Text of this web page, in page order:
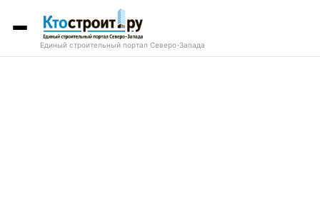
Единый строительный портал Северо-Запада